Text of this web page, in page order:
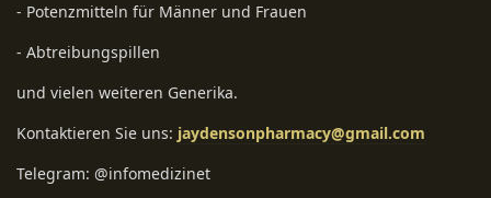
- Potenzmitteln für Männer und Frauen
- Abtreibungspillen
und vielen weiteren Generika.
Kontaktieren Sie uns: jaydensonpharmacy@gmail.com
Telegram: @infomedizinet